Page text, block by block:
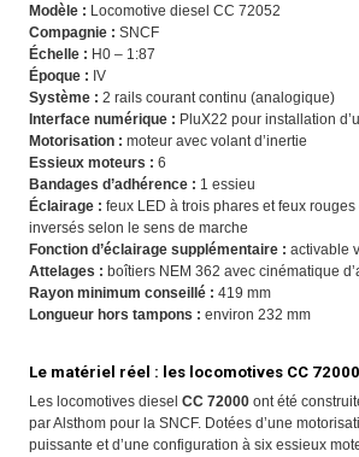
Modèle : Locomotive diesel CC 72052
Compagnie : SNCF
Échelle : H0 – 1:87
Époque : IV
Système : 2 rails courant continu (analogique)
Interface numérique : PluX22 pour installation
Motorisation : moteur avec volant d’inertie
Essieux moteurs : 6
Bandages d’adhérence : 1 essieu
Éclairage : feux LED à trois phares et feux
inversés selon le sens de marche
Fonction d’éclairage supplémentaire : activable
Attelages : boîtiers NEM 362 avec cinématique
Rayon minimum conseillé : 419 mm
Longueur hors tampons : environ 232 mm
Le matériel réel : les locomotives CC 72000
Les locomotives diesel CC 72000ont été
par Alsthom pour la SNCF. Dotées d’une
puissante et d’une configuration à six essieux